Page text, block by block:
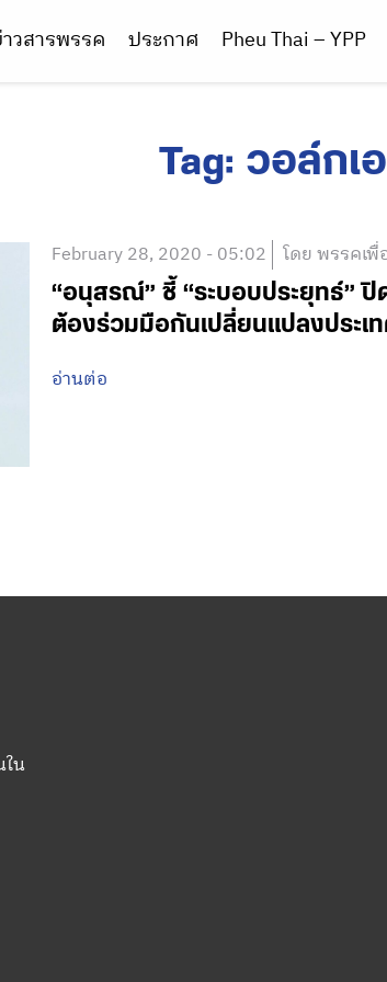
วสารพรรค ประกาศ Pheu Thai – YPP
Tag: วอล์กเ
February 28, 2020 - 05:02 โดย พรรคเพื่
“อนุสรณ์” ชี้ “ระบอบประยุทธ์”
ต้องร่วมมือกันเปลี่ยนแปลงประเ
อ่านต่อ
น